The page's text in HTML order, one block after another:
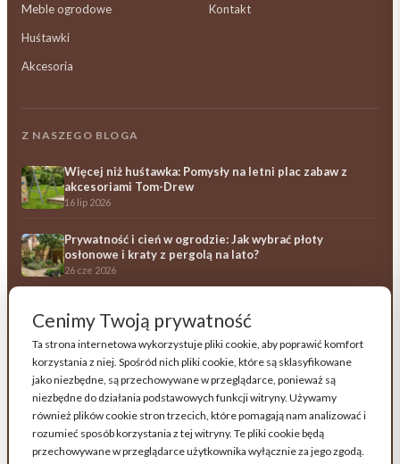
Meble ogrodowe
Huśtawki
Akcesoria
Kontakt
Z NASZEGO BLOGA
Więcej niż huśtawka: Pomysły na letni plac zabaw z
akcesoriami Tom-Drew
16 lip 2026
Prywatność i cień w ogrodzie: Jak wybrać płoty
osłonowe i kraty z pergolą na lato?
26 cze 2026
po opłacalności i trwałości
23 cze 2026
Wszystkie artykuły →
Obserwuj Tom-Drew na Facebooku
Cenimy Twoją prywatność
Ta strona internetowa wykorzystuje pliki cookie, aby poprawić komfort
korzystania z niej. Spośród nich pliki cookie, które są sklasyfikowane
jako niezbędne, są przechowywane w przeglądarce, ponieważ są
niezbędne do działania podstawowych funkcji witryny. Używamy
również plików cookie stron trzecich, które pomagają nam analizować i
rozumieć sposób korzystania z tej witryny. Te pliki cookie będą
przechowywane w przeglądarce użytkownika wyłącznie za jego zgodą.